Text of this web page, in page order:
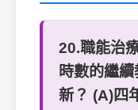
20.職能治
時數的繼
新？ (A)四